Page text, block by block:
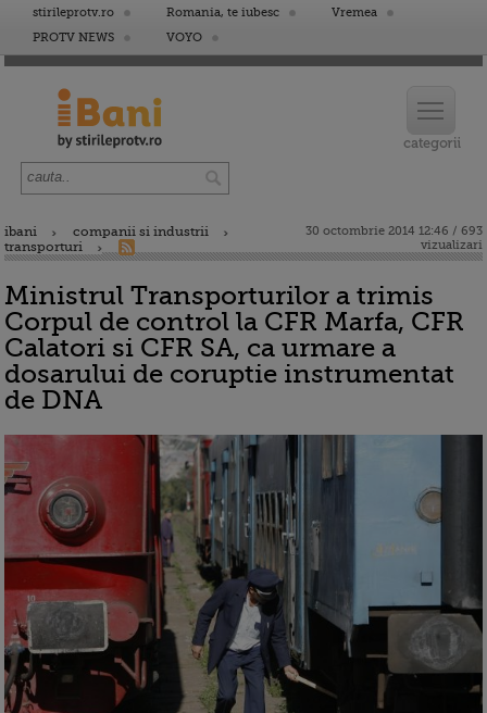
stirileprotv.ro Romania, te iubesc
Vremea
PROTV NEWS
VOYO
ibani
companii si industrii
transporturi
30 octombrie 2014 12:46 / 693
vizualizari
Ministrul Transporturilor a trimis
Corpul de control la CFR Marfa, CFR
Calatori si CFR SA, ca urmare a
dosarului de coruptie instrumentat
de DNA